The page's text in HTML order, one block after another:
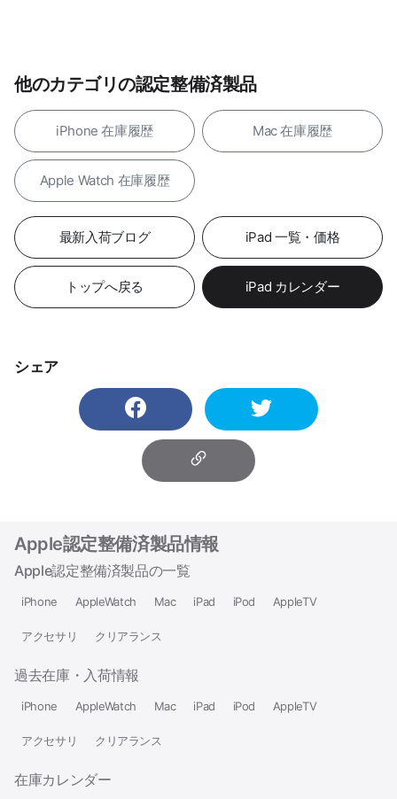
他のカテゴリの認定整備済製品
iPhone 在庫履歴 Mac 在庫履歴
Apple Watch 在庫履歴
最新入荷ブログ iPad 一覧・価格
トップへ戻る iPad カレンダー
シェア
Apple認定整備済製品情報
Apple認定整備済製品の一覧
iPhone AppleWatch Mac iPad iPod AppleTV
アクセサリ クリアランス
過去在庫・入荷情報
iPhone AppleWatch Mac iPad iPod AppleTV
アクセサリ クリアランス
在庫カレンダー